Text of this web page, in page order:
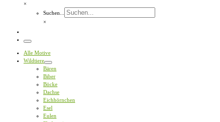
×
Suchen...
×
Menü
Alle Motive
Wildtiere
Bären
Biber
Böcke
Dachse
Eichhörnchen
Esel
Eulen